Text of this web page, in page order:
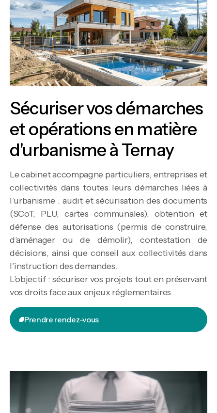
Sécuriser vos démarches
et opérations en matière
d'urbanisme à Ternay
Le cabinet accompagne particuliers, entreprises et
collectivités dans toutes leurs démarches liées à
l’urbanisme : audit et sécurisation des documents
(SCoT, PLU, cartes communales), obtention et
défense des autorisations (permis de construire,
d’aménager ou de démolir), contestation de
décisions, ainsi que conseil aux collectivités dans
l’instruction des demandes.
L’objectif : sécuriser vos projets tout en préservant
vos droits face aux enjeux réglementaires.
Prendre rendez-vous
Prendre rendez-vous